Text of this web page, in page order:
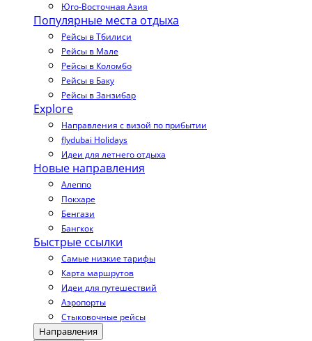
Юго-Восточная Азия
Популярные места отдыха
Рейсы в Тбилиси
Рейсы в Мале
Рейсы в Коломбо
Рейсы в Баку
Рейсы в Занзибар
Explore
Направления с визой по прибытии
flydubai Holidays
Идеи для летнего отдыха
Новые направления
Алеппо
Покхаре
Бенгази
Бангкок
Быстрые ссылки
Самые низкие тарифы
Карта маршрутов
Идеи для путешествий
Аэропорты
Стыковочные рейсы
Направления